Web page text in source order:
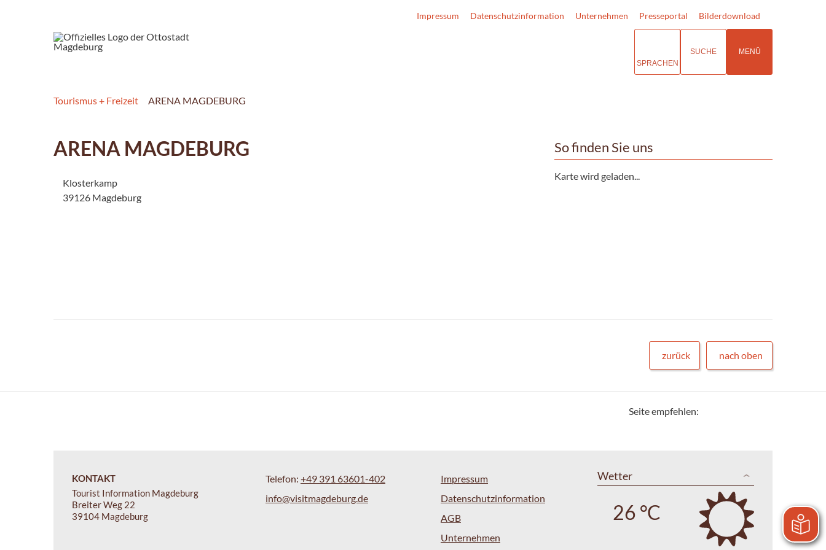
Impressum Datenschutzinformation Unternehmen Presseportal Bilderdownload
SPRACHEN
SUCHE MENÜ
Tourismus + Freizeit ARENA MAGDEBURG
ARENA MAGDEBURG
Klosterkamp
39126 Magdeburg
So finden Sie uns
Karte wird geladen...
zurück nach oben
Seite empfehlen:
KONTAKT
Tourist Information Magdeburg
Breiter Weg 22
39104 Magdeburg
Telefon: +49 391 63601-402
info@visitmagdeburg.de
Impressum
Datenschutzinformation
AGB
Unternehmen
Wetter
26 °C